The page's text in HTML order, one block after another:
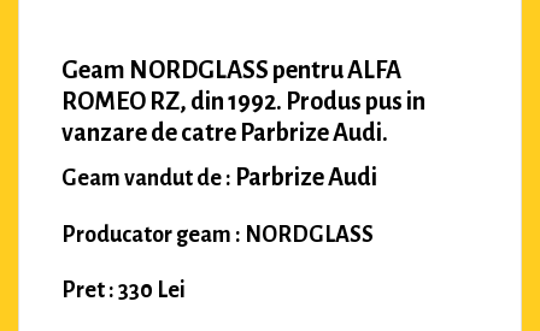
Geam NORDGLASS pentru ALFA
ROMEO RZ, din 1992. Produs pus in
vanzare de catre Parbrize Audi.
Geam vandut de : Parbrize Audi
Producator geam : NORDGLASS
Pret : 330 Lei